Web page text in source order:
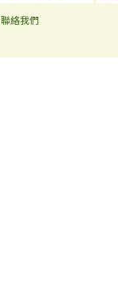
聯絡我們